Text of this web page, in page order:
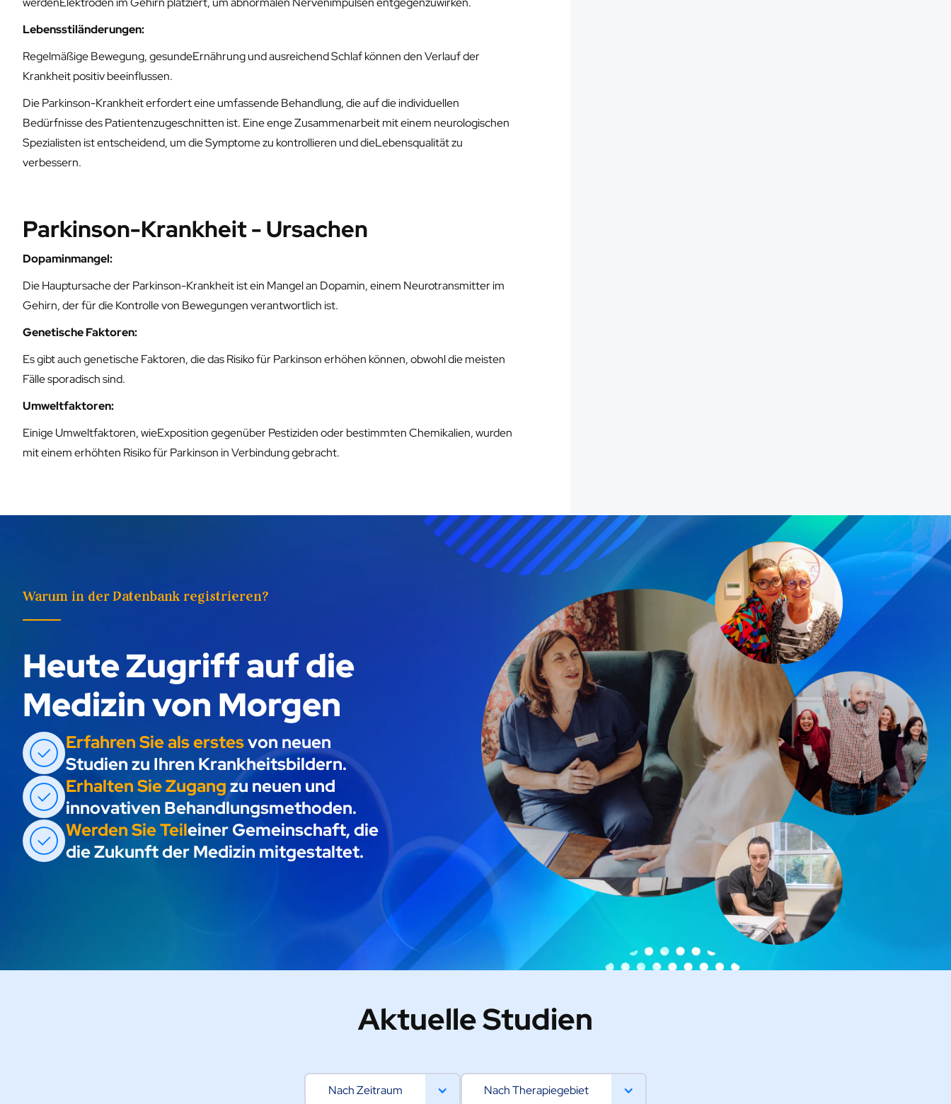
Lebensstiländerungen:
Regelmäßige Bewegung, gesundeErnährung und ausreichend Schlaf können den Verlauf der
Krankheit positiv beeinflussen.
Die Parkinson-Krankheit erfordert eine umfassende Behandlung, die auf die individuellen
Bedürfnisse des Patientenzugeschnitten ist. Eine enge Zusammenarbeit mit einem neurologischen
Spezialisten ist entscheidend, um die Symptome zu kontrollieren und dieLebensqualität zu
verbessern.
Parkinson-Krankheit - Ursachen
Dopaminmangel:
Die Hauptursache der Parkinson-Krankheit ist ein Mangel an Dopamin, einem Neurotransmitter im
Gehirn, der für die Kontrolle von Bewegungen verantwortlich ist.
Genetische Faktoren:
Es gibt auch genetische Faktoren, die das Risiko für Parkinson erhöhen können, obwohl die meisten
Fälle sporadisch sind.
Umweltfaktoren:
Einige Umweltfaktoren, wieExposition gegenüber Pestiziden oder bestimmten Chemikalien, wurden
mit einem erhöhten Risiko für Parkinson in Verbindung gebracht.
Warum in der Datenbank registrieren?
Heute Zugriff auf die
Medizin von Morgen
Erfahren Sie als erstesvon neuen
Studien zu Ihren Krankheitsbildern.
Erhalten Sie Zugangzu neuen und
innovativen Behandlungsmethoden.
Werden Sie Teileiner Gemeinschaft, die
die Zukunft der Medizin mitgestaltet.
Aktuelle Studien
Nach Zeitraum Nach Therapiegebiet